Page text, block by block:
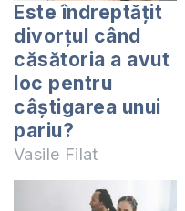
Este îndreptățit
divorțul când
căsătoria a avut
loc pentru
câștigarea unui
pariu?
Vasile Filat